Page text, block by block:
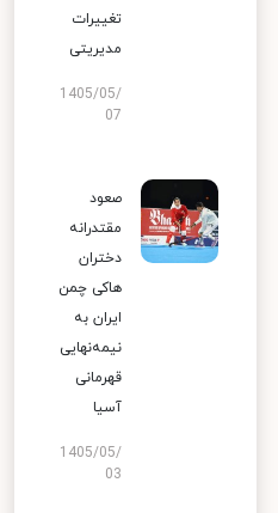
تغییرات
مدیریتی
1405/05/
07
صعود
مقتدرانه
دختران
هاکی چمن
ایران به
نیمه‌نهایی
قهرمانی
آسیا
1405/05/
03